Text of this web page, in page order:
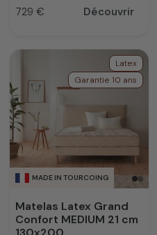
Prix
729 € Découvrir
MADE IN TOURCOING
Latex
Garantie 10 ans
Matelas Latex Grand
Confort MEDIUM 21 cm